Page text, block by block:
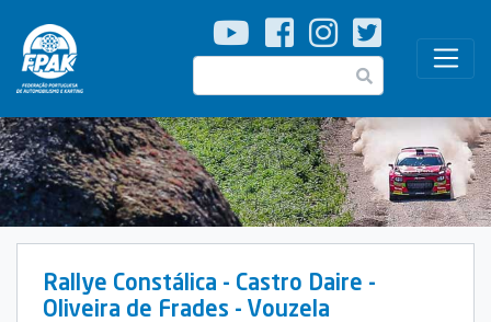
Passar
para
o
Pesquisar
Rallye Constálica - Castro Daire -
Oliveira de Frades - Vouzela